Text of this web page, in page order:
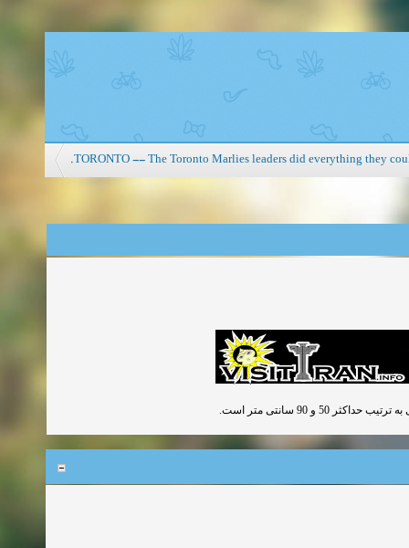
TORONTO -- The Toronto Marlies leaders did everything they